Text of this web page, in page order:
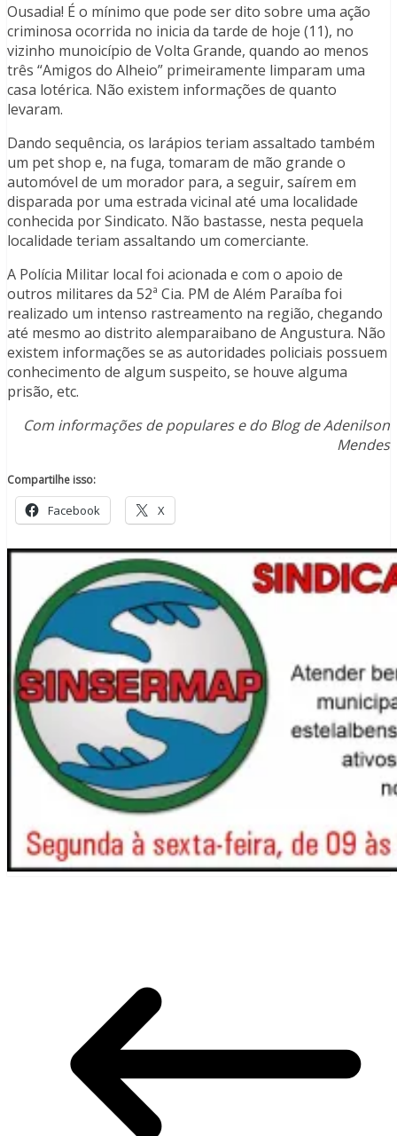
Ousadia! É o mínimo que pode ser dito sobre uma ação
criminosa ocorrida no inicia da tarde de hoje (11), no
vizinho munoicípio de Volta Grande, quando ao menos
três “Amigos do Alheio” primeiramente limparam uma
casa lotérica. Não existem informações de quanto
levaram.
Dando sequência, os larápios teriam assaltado também
um pet shop e, na fuga, tomaram de mão grande o
automóvel de um morador para, a seguir, saírem em
disparada por uma estrada vicinal até uma localidade
conhecida por Sindicato. Não bastasse, nesta pequela
localidade teriam assaltando um comerciante.
A Polícia Militar local foi acionada e com o apoio de
outros militares da 52ª Cia. PM de Além Paraíba foi
realizado um intenso rastreamento na região, chegando
até mesmo ao distrito alemparaibano de Angustura. Não
existem informações se as autoridades policiais possuem
conhecimento de algum suspeito, se houve alguma
prisão, etc.
Com informações de populares e do Blog de Adenilson
Mendes
Compartilhe isso:
Facebook X